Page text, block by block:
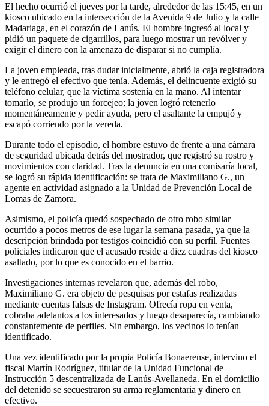
El hecho ocurrió el jueves por la tarde, alrededor de las 15:45, en un
kiosco ubicado en la intersección de la Avenida 9 de Julio y la calle
Madariaga, en el corazón de Lanús. El hombre ingresó al local y
pidió un paquete de cigarrillos, para luego mostrar un revólver y
exigir el dinero con la amenaza de disparar si no cumplía.
La joven empleada, tras dudar inicialmente, abrió la caja registradora
y le entregó el efectivo que tenía. Además, el delincuente exigió su
teléfono celular, que la víctima sostenía en la mano. Al intentar
tomarlo, se produjo un forcejeo; la joven logró retenerlo
momentáneamente y pedir ayuda, pero el asaltante la empujó y
escapó corriendo por la vereda.
Durante todo el episodio, el hombre estuvo de frente a una cámara
de seguridad ubicada detrás del mostrador, que registró su rostro y
movimientos con claridad. Tras la denuncia en una comisaría local,
se logró su rápida identificación: se trata de Maximiliano G., un
agente en actividad asignado a la Unidad de Prevención Local de
Lomas de Zamora.
Asimismo, el policía quedó sospechado de otro robo similar
ocurrido a pocos metros de ese lugar la semana pasada, ya que la
descripción brindada por testigos coincidió con su perfil. Fuentes
policiales indicaron que el acusado reside a diez cuadras del kiosco
asaltado, por lo que es conocido en el barrio.
Investigaciones internas revelaron que, además del robo,
Maximiliano G. era objeto de pesquisas por estafas realizadas
mediante cuentas falsas de Instagram. Ofrecía ropa en venta,
cobraba adelantos a los interesados y luego desaparecía, cambiando
constantemente de perfiles. Sin embargo, los vecinos lo tenían
identificado.
Una vez identificado por la propia Policía Bonaerense, intervino el
fiscal Martín Rodríguez, titular de la Unidad Funcional de
Instrucción 5 descentralizada de Lanús-Avellaneda. En el domicilio
del detenido se secuestraron su arma reglamentaria y dinero en
efectivo.